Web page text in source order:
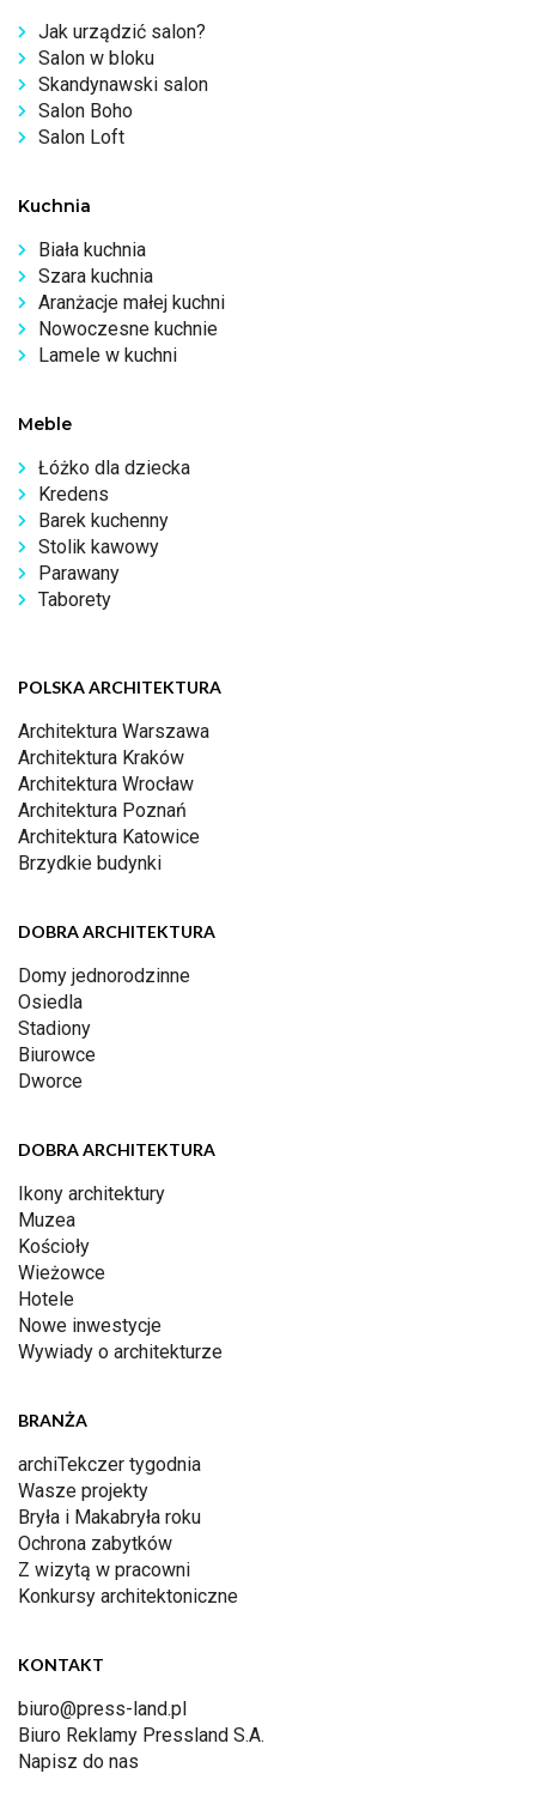
Jak urządzić salon?
Salon w bloku
Skandynawski salon
Salon Boho
Salon Loft
Kuchnia
Biała kuchnia
Szara kuchnia
Aranżacje małej kuchni
Nowoczesne kuchnie
Lamele w kuchni
Meble
Łóżko dla dziecka
Kredens
Barek kuchenny
Stolik kawowy
Parawany
Taborety
POLSKA ARCHITEKTURA
Architektura Warszawa
Architektura Kraków
Architektura Wrocław
Architektura Poznań
Architektura Katowice
Brzydkie budynki
DOBRA ARCHITEKTURA
Domy jednorodzinne
Osiedla
Stadiony
Biurowce
Dworce
DOBRA ARCHITEKTURA
Ikony architektury
Muzea
Kościoły
Wieżowce
Hotele
Nowe inwestycje
Wywiady o architekturze
BRANŻA
archiTekczer tygodnia
Wasze projekty
Bryła i Makabryła roku
Ochrona zabytków
Z wizytą w pracowni
Konkursy architektoniczne
KONTAKT
biuro@press-land.pl
Biuro Reklamy Pressland S.A.
Napisz do nas